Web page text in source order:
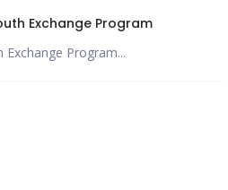
Exchange Program
Exchange Program...